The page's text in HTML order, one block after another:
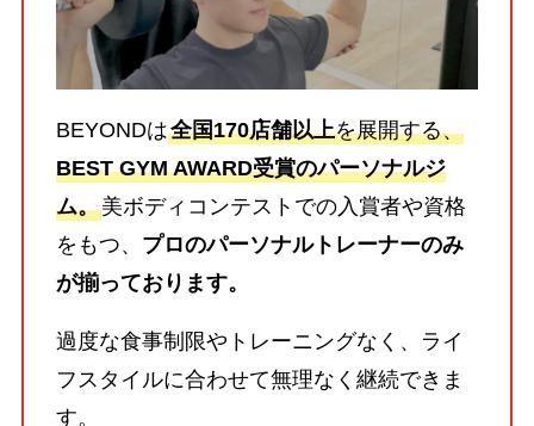
BEYONDは全国170店舗以上を展開する、
BEST GYM AWARD受賞のパーソナルジ
ム。美ボディコンテストでの入賞者や資格
をもつ、 プロのパーソナルトレーナーのみ
が揃っております。
過度な食事制限やトレーニングなく、ライ
フスタイルに合わせて無理なく継続できま
す。